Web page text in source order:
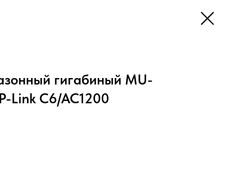
гигабиный MU-
Link C6/AC1200